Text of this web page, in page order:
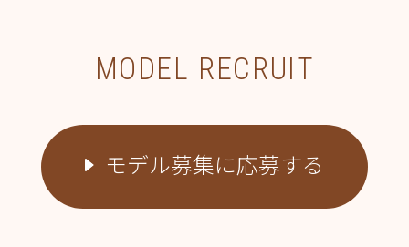
MODEL RECRUIT
モデル募集に応募する